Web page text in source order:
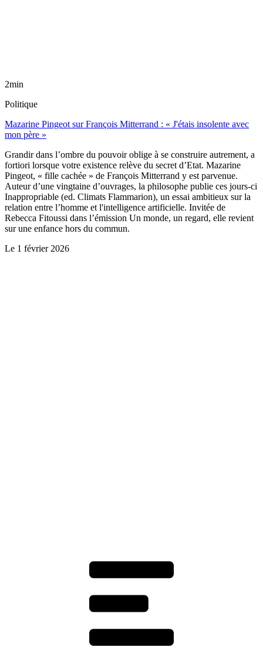
2min
Politique
Mazarine Pingeot sur François Mitterrand : « J'étais insolente avec
mon père »
Grandir dans l’ombre du pouvoir oblige à se construire autrement, a
fortiori lorsque votre existence relève du secret d’Etat. Mazarine
Pingeot, « fille cachée » de François Mitterrand y est parvenue.
Auteur d’une vingtaine d’ouvrages, la philosophe publie ces jours-ci
Inappropriable (ed. Climats Flammarion), un essai ambitieux sur la
relation entre l’homme et l'intelligence artificielle. Invitée de
Rebecca Fitoussi dans l’émission Un monde, un regard, elle revient
sur une enfance hors du commun.
Le 1 février 2026